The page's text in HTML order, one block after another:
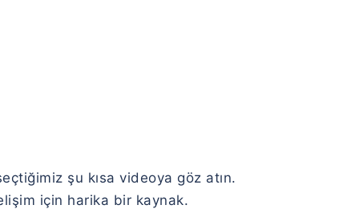
şu kısa videoya göz atın.
için harika bir kaynak.